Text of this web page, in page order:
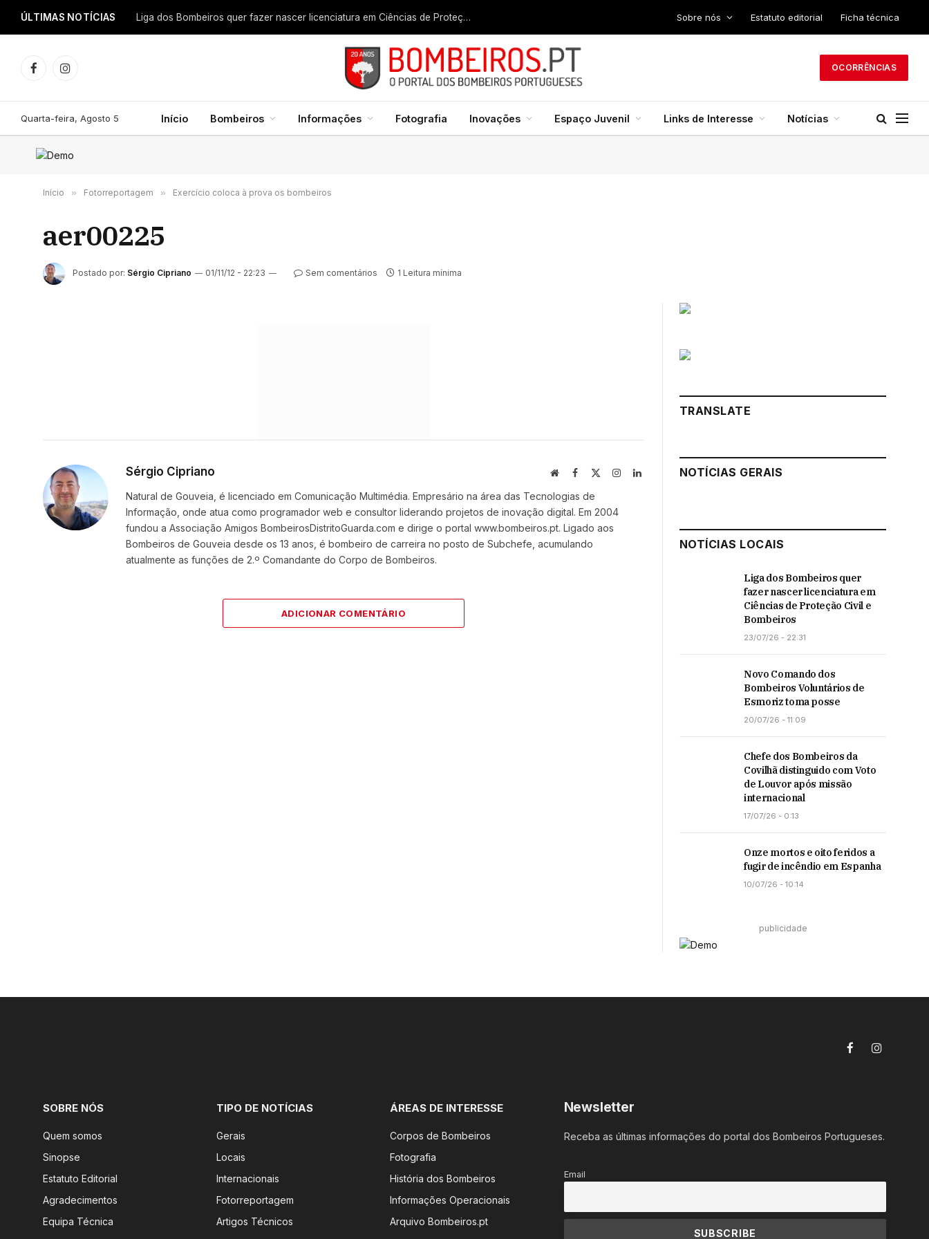
ÚLTIMAS NOTÍCIAS Liga dos Bombeiros quer fazer nascer licenciatura em Ciências de Proteção Civil e Bombeiros Sobre nós Estatuto editorial Ficha técnica
FacebookInstagram
OCORRÊNCIAS
Quarta-feira, Agosto 5 Início Bombeiros Informações Fotografia Inovações Espaço Juvenil Links de Interesse Notícias
Início » Fotorreportagem » Exercício coloca à prova os bombeiros
aer00225
Postado por: Sérgio Cipriano 01/11/12 - 22:23 Sem comentários 1 Leitura mínima
Sérgio Cipriano WebsiteFacebook InstagramLinkedIn
Natural de Gouveia, é licenciado em Comunicação Multimédia. Empresário na área das Tecnologias de
Informação, onde atua como programador web e consultor liderando projetos de inovação digital. Em 2004
fundou a Associação Amigos BombeirosDistritoGuarda.com e dirige o portal www.bombeiros.pt. Ligado aos
Bombeiros de Gouveia desde os 13 anos, é bombeiro de carreira no posto de Subchefe, acumulando
atualmente as funções de 2.º Comandante do Corpo de Bombeiros.
ADICIONAR COMENTÁRIO
TRANSLATE
NOTÍCIAS GERAIS
NOTÍCIAS LOCAIS
Liga dos Bombeiros quer
fazer nascer licenciatura em
Ciências de Proteção Civil e
Bombeiros
23/07/26 - 22:31
Novo Comando dos
Bombeiros Voluntários de
Esmoriz toma posse
20/07/26 - 11:09
Chefe dos Bombeiros da
Covilhã distinguido com Voto
de Louvor após missão
internacional
17/07/26 - 0:13
Onze mortos e oito feridos a
fugir de incêndio em Espanha
10/07/26 - 10:14
publicidade
FacebookInstagram
SOBRE NÓS
Quem somos
Sinopse
Estatuto Editorial
Agradecimentos
Equipa Técnica
TIPO DE NOTÍCIAS
Gerais
Locais
Internacionais
Fotorreportagem
Artigos Técnicos
ÁREAS DE INTERESSE
Corpos de Bombeiros
Fotografia
História dos Bombeiros
Informações Operacionais
Arquivo Bombeiros.pt
Newsletter
Receba as últimas informações do portal dos Bombeiros Portugueses.
Email